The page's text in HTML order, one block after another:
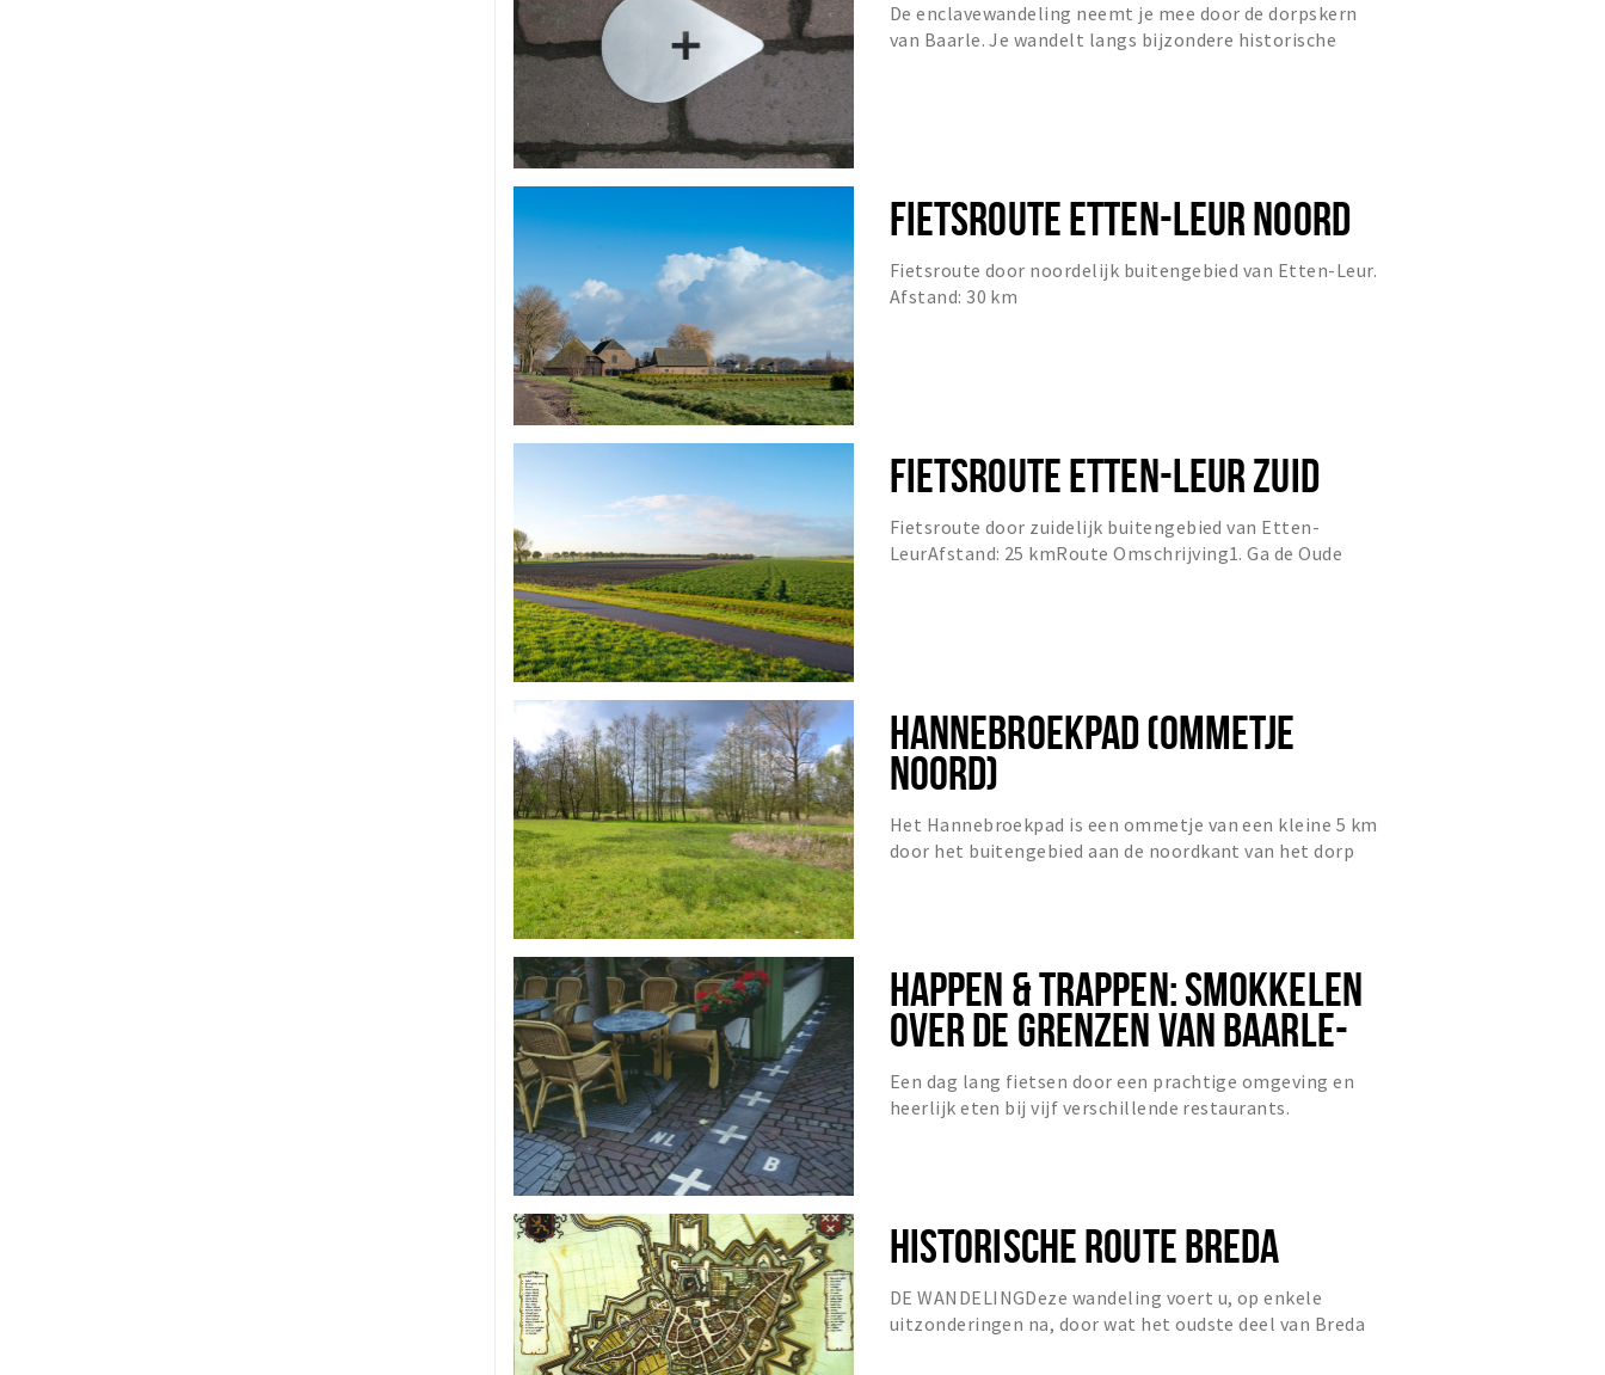
De enclavewandeling neemt je mee door de dorpskern
van Baarle. Je wandelt langs bijzondere historische
FIETSROUTE ETTEN-LEUR NOORD
Fietsroute door noordelijk buitengebied van Etten-Leur.
Afstand: 30 km
FIETSROUTE ETTEN-LEUR ZUID
Fietsroute door zuidelijk buitengebied van Etten-
LeurAfstand: 25 kmRoute Omschrijving1. Ga de Oude
HANNEBROEKPAD (OMMETJE
NOORD)
Het Hannebroekpad is een ommetje van een kleine 5 km
door het buitengebied aan de noordkant van het dorp
HAPPEN & TRAPPEN: SMOKKELEN
OVER DE GRENZEN VAN BAARLE-
NASSAU - 42 KM
Een dag lang fietsen door een prachtige omgeving en
heerlijk eten bij vijf verschillende restaurants.
HISTORISCHE ROUTE BREDA
DE WANDELINGDeze wandeling voert u, op enkele
uitzonderingen na, door wat het oudste deel van Breda